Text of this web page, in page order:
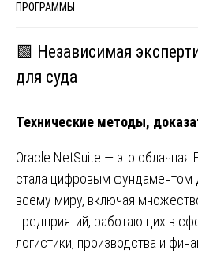
ПРОГРАММЫ
🟩 Независимая
для суда
Технические методы,
Oracle NetSuite — это облачная
стала цифровым фундаментом
всему миру, включая
предприятий, работающих в
логистики, производства и